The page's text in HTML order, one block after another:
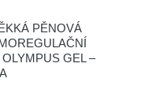
PĚNOVÁ
GEL –